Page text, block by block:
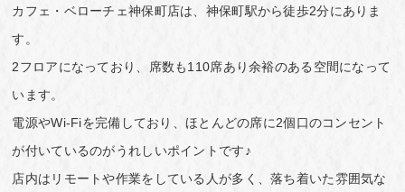
カフェ・ベローチェ神保町店は、神保町駅から徒歩2分にありま
す。
2フロアになっており、席数も110席あり余裕のある空間になって
います。
電源やWi-Fiを完備しており、ほとんどの席に2個口のコンセント
が付いているのがうれしいポイントです♪
店内はリモートや作業をしている人が多く、落ち着いた雰囲気な